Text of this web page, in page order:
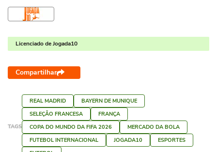
Licenciado de Jogada10
Compartilhar
TAGS
REAL MADRID
BAYERN DE MUNIQUE
SELEÇÃO FRANCESA
FRANÇA
COPA DO MUNDO DA FIFA 2026
MERCADO DA BOLA
FUTEBOL INTERNACIONAL
JOGADA10
ESPORTES